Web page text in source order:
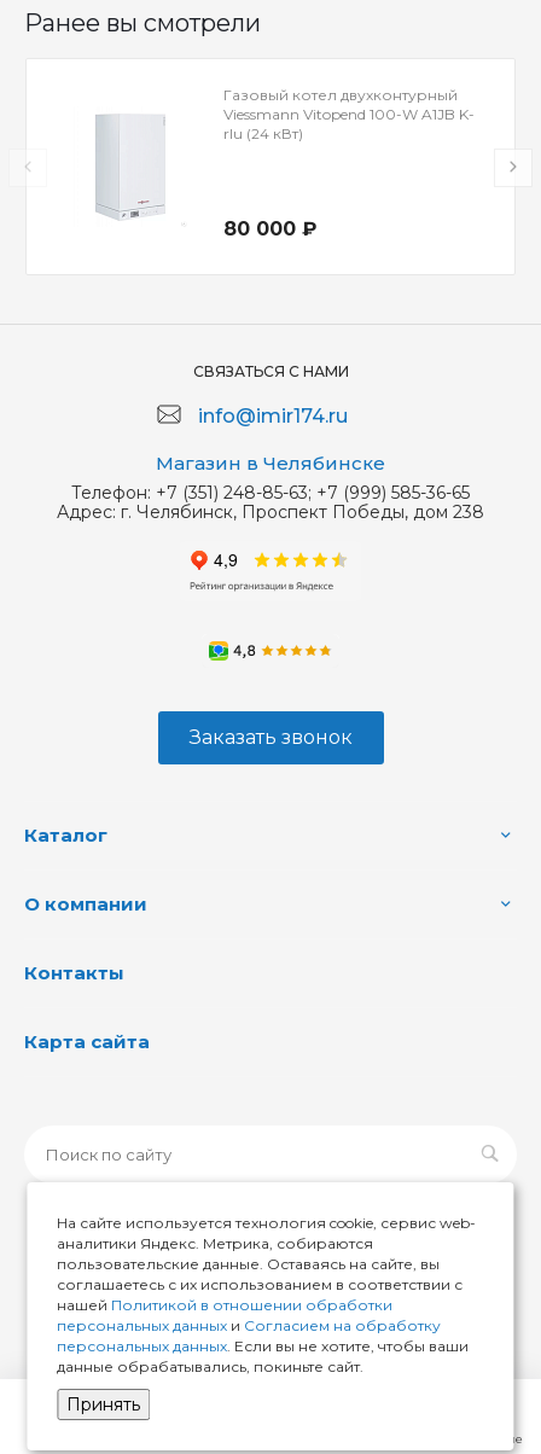
Сравнение
Ранее вы смотрели
Газовый котел двухконтурный
Viessmann Vitopend 100-W A1JB K-
rlu (24 кВт)
80 000 ₽
СВЯЗАТЬСЯ С НАМИ
info@imir174.ru
Магазин в Челябинске
Телефон: +7 (351) 248-85-63; +7 (999) 585-36-65
Адрес: г. Челябинск, Проспект Победы, дом 238
Заказать звонок
Каталог
О компании
Контакты
Карта сайта
© 2026 ИМИР174, Все права защищены
На сайте используется технология cookie, сервис web-
аналитики Яндекс. Метрика, собираются
пользовательские данные. Оставаясь на сайте, вы
соглашаетесь с их использованием в соответствии с
нашей Политикой в отношении обработки
персональных данных и Согласием на обработку
персональных данных. Если вы не хотите, чтобы ваши
данные обрабатывались, покиньте сайт.
Принять